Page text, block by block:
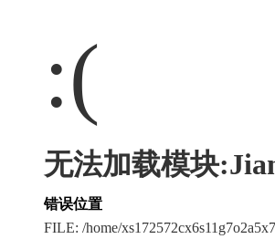
:(
无法加载模块
错误位置
FILE: /home/